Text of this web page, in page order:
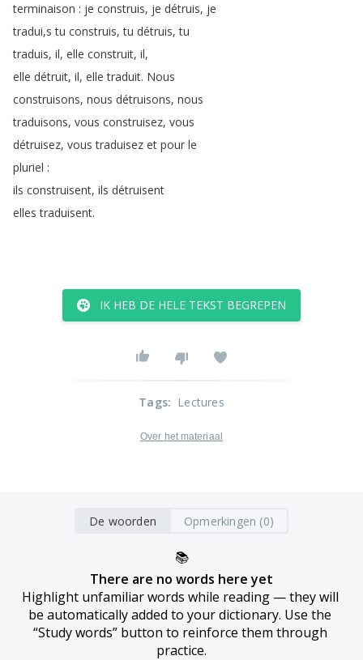
terminaison : je construis, je détruis, je
tradui,s tu construis,tu détruis,tu
traduis, il, elle construit, il,
elle détruit, il, elle traduit. Nous
construisons, nous détruisons, nous
traduisons, vous construisez, vous
détruisez, vous traduisez et pour le
pluriel :
ils construisent, ils détruisent
elles traduisent.
IK HEB DE HELE TEKST BEGREPEN
Tags: Lectures
Over het materiaal
De woorden Opmerkingen (0)
📚
There are no words here yet
Highlight unfamiliar words while reading — they will
be automatically added to your dictionary. Use the
“Study words” button to reinforce them through
practice.